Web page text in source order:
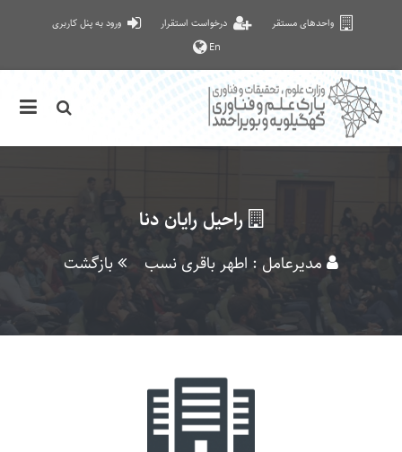
واحدهای مستقر درخواست استقرار
ورود به پنل کاربری
En
راحیل رایان دنا
مدیرعامل : اطهر باقری نسب بازگشت